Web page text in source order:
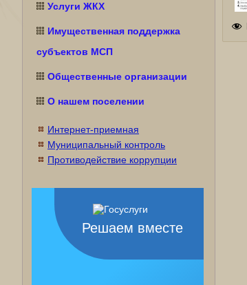
Услуги ЖКХ
Имущественная поддержка
субъектов МСП
Общественные организации
О нашем поселении
Интернет-приемная
Муниципальный контроль
Противодействие коррупции
Решаем вместе